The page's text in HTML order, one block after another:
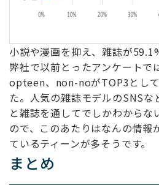
小説や漫画を抑え、雑誌が
弊社で以前とったアンケート
opteen、non-noがTOP3とし
た。人気の雑誌モデルのSNSな
と雑誌を通してでしかわからな
ので、このあたりはなんの情報
ているティーンが多そうです。
まとめ